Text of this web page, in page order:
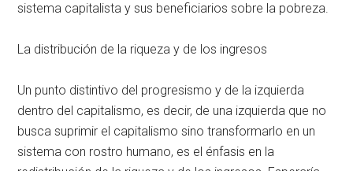
sistema capitalista y sus beneficiarios sobre la pobreza.
La distribución de la riqueza y de los ingresos
Un punto distintivo del progresismo y de la izquierda
dentro del capitalismo, es decir, de una izquierda que no
busca suprimir el capitalismo sino transformarlo en un
sistema con rostro humano, es el énfasis en la